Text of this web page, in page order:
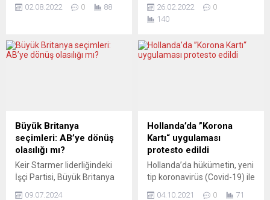
GERİ...
temmuz ayında 2,3 puan
araştırma kuruluşu S&P
Global, Avro Bölgesi’nin
gösterdi. Tedarik zincirlerine
ilişkin endişeler, Rusya-
Ukrayna savaşı ve ekonomik
durum nedeniyle...
02.08.2022 0 88
protesto için Nürnberg
kentinde yapılan gösteriye
Meclisi Almanya Sosyal
Demokrat Parti (SPD) Genel
DİDF de “Savaşa hayır!”
dediler. Binlerce eylemcinin
barış için çağrı yaptığı
protestolarda saf tutan SPD
Bavyera...
26.02.2022
0
140
Büyük Britanya
seçimleri: AB’ye dönüş
olasılığı mı?
Keir Starmer liderliğindeki
İşçi Partisi, Büyük Britanya
09.07.2024
Hollanda’da ”Korona
Kartı“ uygulaması
protesto edildi
Hollanda’da hükümetin, yeni
tip koronavirüs (Covid-19) ile
04.10.2021 0 71